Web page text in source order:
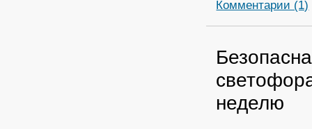
Комментарии (1)
неделю